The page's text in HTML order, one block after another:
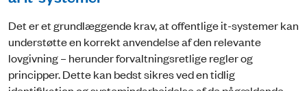
Det er et grundlæggende krav, at offentlige it-systemer kan
understøtte en korrekt anvendelse af den relevante
lovgivning – herunder forvaltningsretlige regler og
principper. Dette kan bedst sikres ved en tidlig